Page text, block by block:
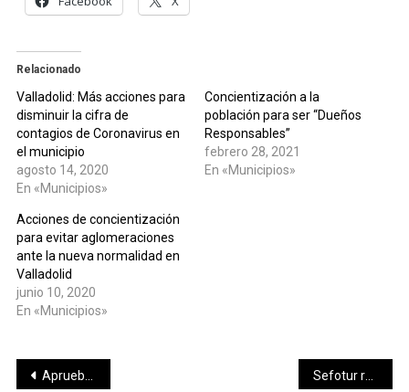
Relacionado
Valladolid: Más acciones para
disminuir la cifra de
contagios de Coronavirus en
el municipio
agosto 14, 2020
En «Municipios»
Concientización a la
población para ser “Dueños
Responsables”
febrero 28, 2021
En «Municipios»
Acciones de concientización
para evitar aglomeraciones
ante la nueva normalidad en
Valladolid
junio 10, 2020
En «Municipios»
Navegación
Aprueba Consejo General calendario de precampañas y campañas para el Proceso Electoral Ordinario 2020-2021